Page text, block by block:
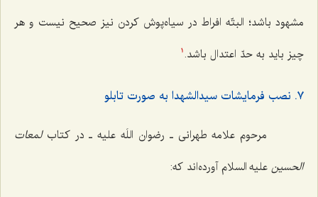
مشهود باشد؛ البتّه افراط در سیاه‌پوش کردن نیز صحیح نیست و هر
چیز باید به حدّ اعتدال باشد. 1
٧. نصب فرمایشات سیدالشهدا به صورت تابلو
مرحوم علامه طهرانی ـ رضوان اللَه علیه ـ در کتابلمعات
الحسین علیه السلام آورده‌اند که: